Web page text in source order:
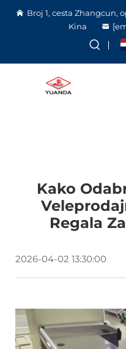
Broj 1, cesta Zhangcun,
Kina
Kako
Regala
2026-04-02 13:30:00